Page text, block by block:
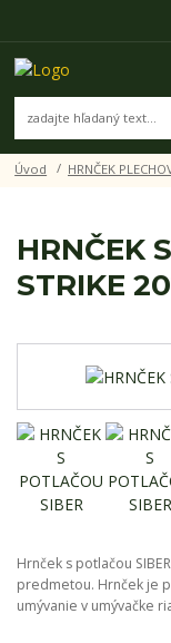
Úvod HRNČEK
HRNČEK
STRIKE
Hrnček s potlačou
predmetou. Hrnček je
umývanie v umývačke